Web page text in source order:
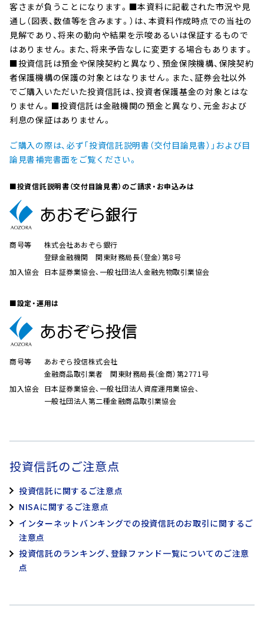
客さまが負うことになります。■本資料に記載された市況や見
通し（図表、数値等を含みます。）は、本資料作成時点での当社の
見解であり、将来の動向や結果を示唆あるいは保証するもので
はありません。また、将来予告なしに変更する場合もあります。
■投資信託は預金や保険契約と異なり、預金保険機構、保険契約
者保護機構の保護の対象とはなりません。また、証券会社以外
でご購入いただいた投資信託は、投資者保護基金の対象とはな
りません。■投資信託は金融機関の預金と異なり、元金および
利息の保証はありません。
ご購入の際は、必ず「投資信託説明書（交付目論見書）」および目
論見書補完書面をご覧ください。
■投資信託説明書（交付目論見書）のご請求・お申込みは
商号等
株式会社あおぞら銀行
登録金融機関 関東財務局長（登金）第8号
加入協会 日本証券業協会、一般社団法人金融先物取引業協会
■設定・運用は
商号等
あおぞら投信株式会社
金融商品取引業者 関東財務局長（金商）第2771号
加入協会 日本証券業協会、一般社団法人資産運用業協会、
一般社団法人第二種金融商品取引業協会
投資信託のご注意点
投資信託に関するご注意点
NISAに関するご注意点
インターネットバンキングでの投資信託のお取引に関するご
注意点
投資信託のランキング、登録ファンド一覧についてのご注意
点